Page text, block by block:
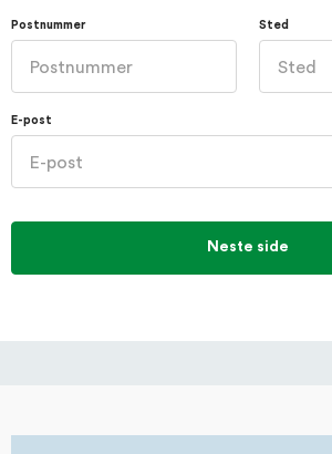
Postnummer Sted
E-post
Neste side